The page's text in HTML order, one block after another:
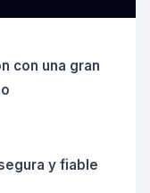
con una gran
y fiable